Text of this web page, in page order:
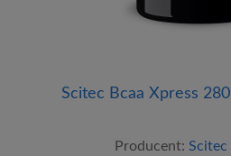
Scitec Bcaa Xpress
Producent: